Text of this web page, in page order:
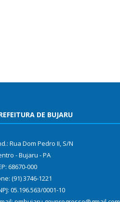
DE BUJARU
Rua Dom Pedro II, S/N
- Bujaru - PA
68670-000
(91) 3746-1221
05.196.563/0001-10